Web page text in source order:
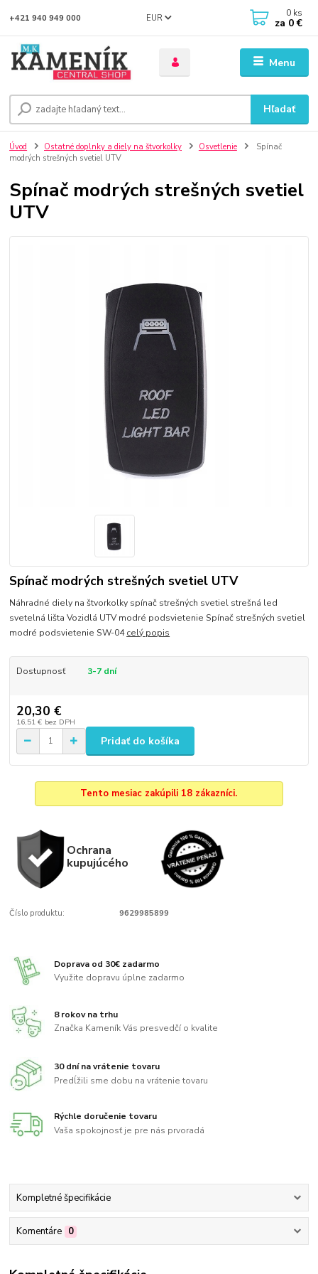
Menu
EUR
Hľadať
+421 940 949 000 0 ks
za 0 €
Úvod Ostatné doplnky a diely na štvorkolky Osvetlenie
Spínač
modrých strešných svetiel UTV
Spínač modrých strešných svetiel
UTV
Spínač modrých strešných svetiel UTV
Náhradné diely na štvorkolky spínač strešných svetiel strešná led
svetelná lišta Vozidlá UTV modré podsvietenie Spínač strešných svetiel
modré podsvietenie SW-04celý popis
Dostupnosť 3-7 dní
20,30 €
16,51 € bez DPH
Pridať do košíka
Tento mesiac zakúpili 18 zákazníci.
Ochrana
kupujúcého
Číslo produktu: 9629985899
Doprava od 30€ zadarmo
Využite dopravu úplne zadarmo
8 rokov na trhu
Značka Kameník Vás presvedčí o kvalite
30 dní na vrátenie tovaru
Predĺžili sme dobu na vrátenie tovaru
Rýchle doručenie tovaru
Vaša spokojnosť je pre nás prvoradá
Kompletné špecifikácie
Komentáre 0